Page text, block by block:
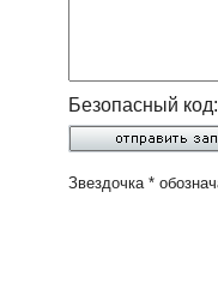
Безопасный код:
Звездочка *